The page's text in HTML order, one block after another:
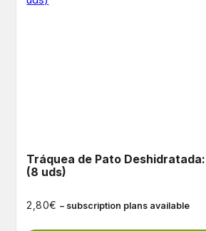
Tráquea de Pato
(8 uds)
2,80€ – subscription plans available